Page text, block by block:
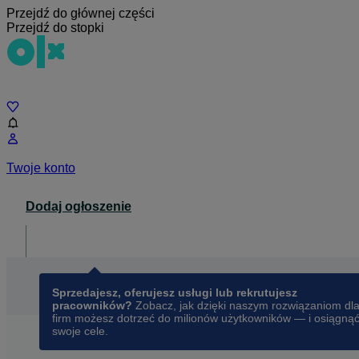
Przejdź do głównej części
Przejdź do stopki
Twoje konto
Dodaj ogłoszenie
Sprzedajesz, oferujesz usługi lub rekrutujesz
pracowników? Zobacz, jak dzięki naszym rozwiązaniom dla
firm możesz dotrzeć do milionów użytkowników — i osiągnąć
swoje cele.